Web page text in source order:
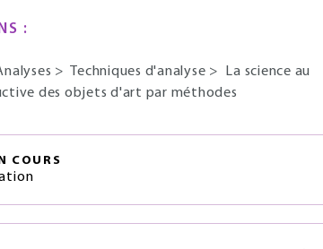
:
> Techniques d'analyse >
La science au
des objets d'art par méthodes
COURS